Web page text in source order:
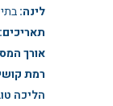
לינה:
תאריכים:
אורך
רמת
הליכה